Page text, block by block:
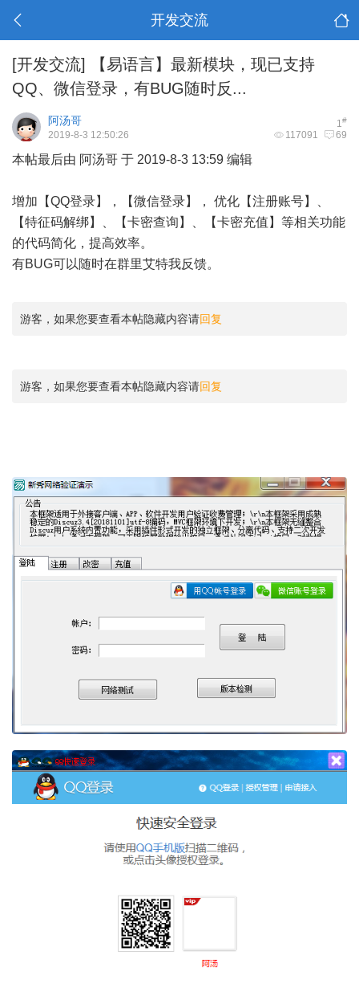
开发交流
[开发交流]
【易语言】最新模块，现已支持
QQ、微信登录，有BUG随时反...
1#
阿汤哥
117091 69
2019-8-3 12:50:26
本帖最后由 阿汤哥 于 2019-8-3 13:59 编辑
增加【QQ登录】，【微信登录】， 优化【注册账号】、
【特征码解绑】、【卡密查询】、【卡密充值】等相关功能
的代码简化，提高效率。
有BUG可以随时在群里艾特我反馈。
游客，如果您要查看本帖隐藏内容请回复
游客，如果您要查看本帖隐藏内容请回复